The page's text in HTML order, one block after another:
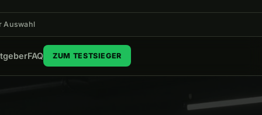
Auswahl
FAQ ZUM TESTSIEGER